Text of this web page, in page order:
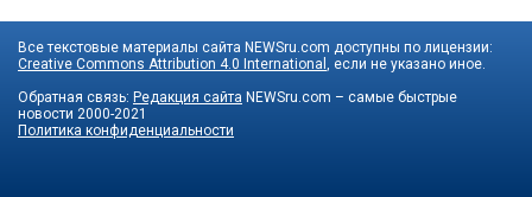
Все текстовые материалы сайта NEWSru.com доступны по лицензии:
Creative Commons Attribution 4.0 International , если не указано иное.
Обратная связь: Редакция сайта NEWSru.com – самые быстрые
новости 2000-2021
Политика конфиденциальности